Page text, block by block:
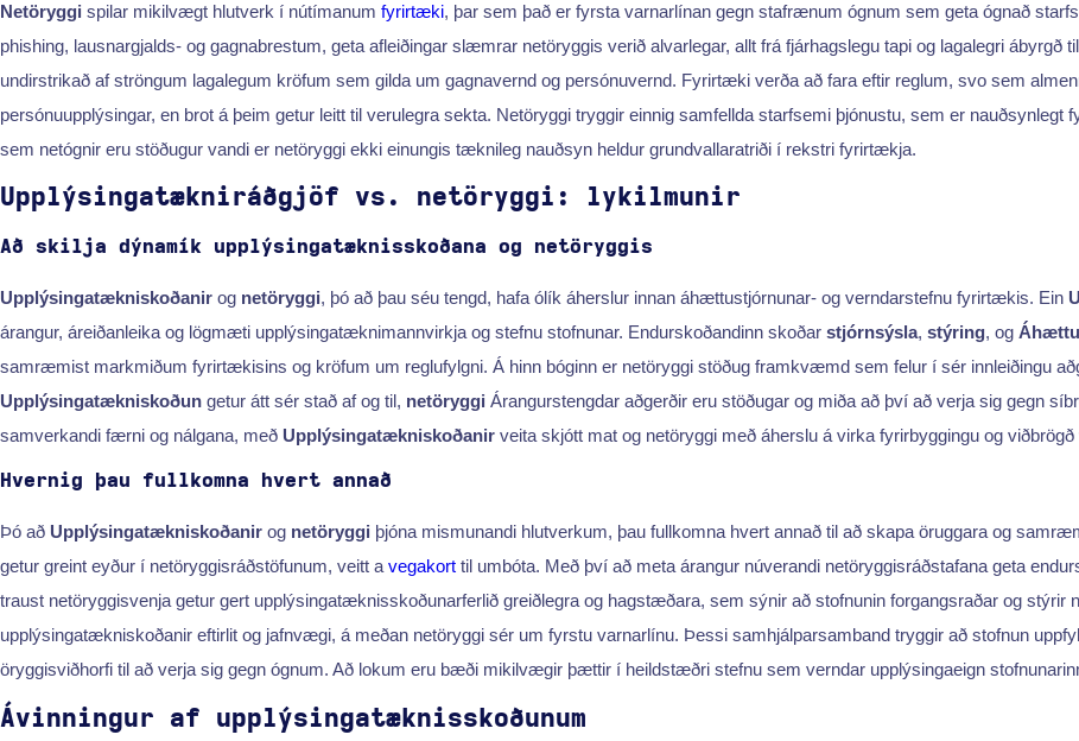
Netöryggi spilar mikilvægt hlutverk í nútímanum fyrirtæki, þar sem það er fyrsta varnarlínan gegn stafrænum ógnum sem geta ógnað
phishing, lausnargjalds- og gagna­brestum, geta afleiðingar slæmrar netöryggis verið alvarlegar, allt frá fjárhagslegu tapi og lagalegri
undirstrikað af ströngum lagalegum kröfum sem gilda um gagnavernd og persónuvernd. Fyrirtæki verða að fara eftir reglum, svo sem
persónuupplýsingar, en brot á þeim getur leitt til verulegra sekta. Netöryggi tryggir einnig samfellda starfsemi þjónustu, sem er
sem netógnir eru stöðugur vandi er netöryggi ekki einungis tæknileg nauðsyn heldur grundvallaratriði í rekstri fyrirtækja.
Upplýsingatækniráðgjöf vs. netöryggi: lykilmunir
Að skilja dýnamík upplýsingatæknisskoðana og netöryggis
Upplýsingatækniskoðanir og netöryggi, þó að þau séu tengd, hafa ólík áherslur innan áhættustjórnunar- og verndarstefnu fyrirtækis. Ein
árangur, áreiðanleika og lögmæti upplýsingatæknimannvirkja og stefnu stofnunar. Endurskoðandinn skoðar stjórnsýsla, stýring, og
samræmist markmiðum fyrirtækisins og kröfum um reglufylgni. Á hinn bóginn er netöryggi stöðug framkvæmd sem felur í sér innleiðingu
Upplýsingatækniskoðun getur átt sér stað af og til, netöryggi Árangurstengdar aðgerðir eru stöðugar og miða að því að verja sig gegn
samverkandi færni og nálgana, með Upplýsingatækniskoðanir veita skjótt mat og netöryggi með áherslu á virka fyrirbyggingu og viðbrögð
Hvernig þau fullkomna hvert annað
Þó að Upplýsingatækniskoðanir og netöryggi þjóna mismunandi hlutverkum, þau fullkomna hvert annað til að skapa öruggara og
getur greint eyður í netöryggisráðstöfunum, veitt a vegakort til umbóta. Með því að meta árangur núverandi netöryggisráðstafana geta
traust netöryggisvenja getur gert upplýsingatæknisskoðunarferlið greiðlegra og hagstæðara, sem sýnir að stofnunin forgangsraðar og
upplýsingatækniskoðanir eftirlit og jafnvægi, á meðan netöryggi sér um fyrstu varnarlínu. Þessi samhjálparsamband tryggir að stofnun
öryggisviðhorfi til að verja sig gegn ógnum. Að lokum eru bæði mikilvægir þættir í heildstæðri stefnu sem verndar upplýsingaeign
Ávinningur af upplýsingatæknisskoðunum